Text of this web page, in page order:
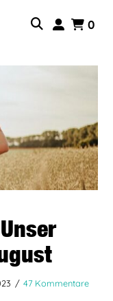
0
47 Kommentare